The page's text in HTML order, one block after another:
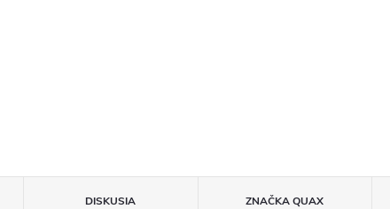
DISKUSIA ZNAČKAQUAX